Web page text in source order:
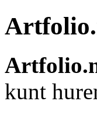
kunt